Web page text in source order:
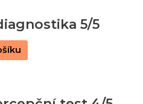
5/5